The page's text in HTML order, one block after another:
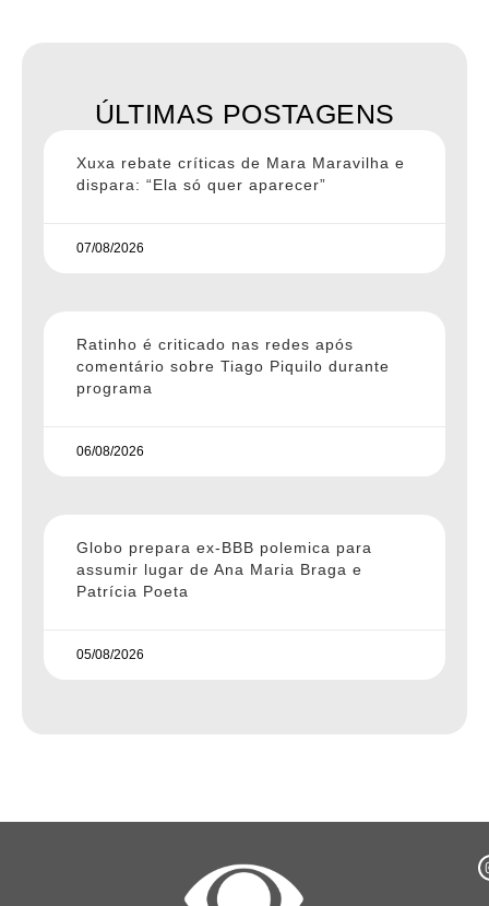
ÚLTIMAS POSTAGENS
Xuxa rebate críticas de Mara Maravilha e
dispara: “Ela só quer aparecer”
07/08/2026
Ratinho é criticado nas redes após
comentário sobre Tiago Piquilo durante
programa
06/08/2026
Globo prepara ex-BBB polemica para
assumir lugar de Ana Maria Braga e
Patrícia Poeta
05/08/2026